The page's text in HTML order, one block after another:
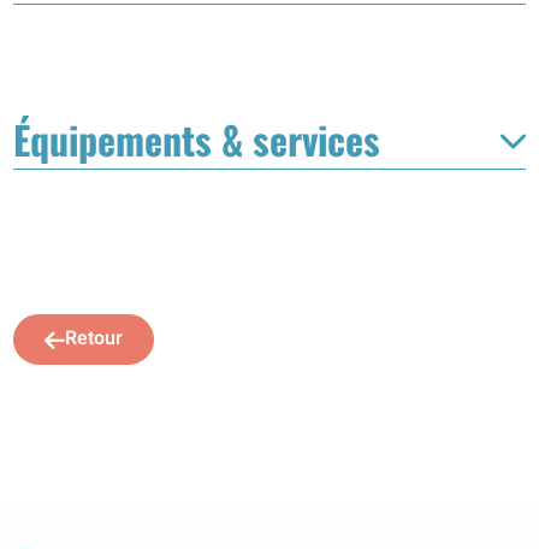
Équipements & services
Retour